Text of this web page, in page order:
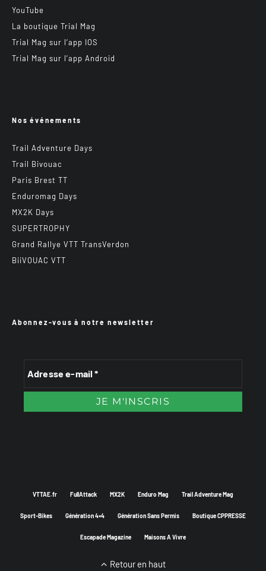
YouTube
La boutique Trial Mag
Trial Mag sur l’app IOS
Trial Mag sur l’app Android
Nos événements
Trail Adventure Days
Trail Bivouac
Paris Brest TT
Enduromag Days
MX2K Days
SUPERTROPHY
Grand Rallye VTT TransVerdon
BiiVOUAC VTT
Abonnez-vous à notre newsletter
VTTAE.fr FullAttack MX2K Enduro Mag Trail Adventure Mag
Sport-Bikes Génération 4×4 Génération Sans Permis Boutique CPPRESSE
Escapade Magazine Maisons A Vivre
Retour en haut